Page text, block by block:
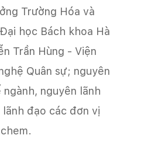
Trường Hóa và
học Bách khoa Hà
Trần Hùng - Viện
Quân sự; nguyên
nguyên lãnh
đạo các đơn vị